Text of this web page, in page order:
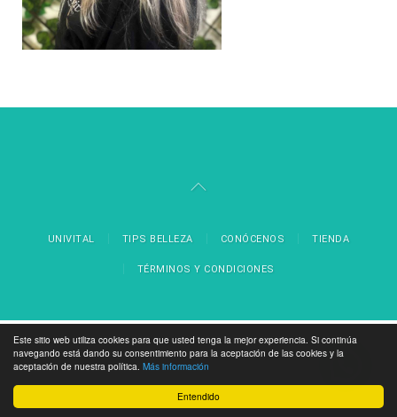
Entendido
Este sitio web utiliza cookies para que usted tenga la mejor experiencia. Si continúa
navegando está dando su consentimiento para la aceptación de las cookies y la
aceptación de nuestra política. Más información
UNIVITAL TIPS BELLEZA CONÓCENOS TIENDA
TÉRMINOS Y CONDICIONES